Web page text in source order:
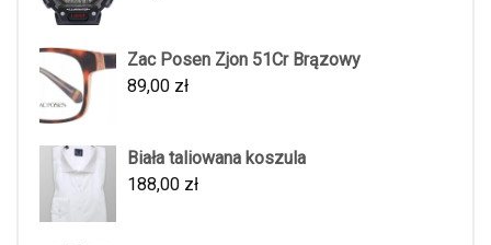
Zac Posen Zjon 51Cr Brązowy
89,00 zł
Biała taliowana koszula
188,00 zł